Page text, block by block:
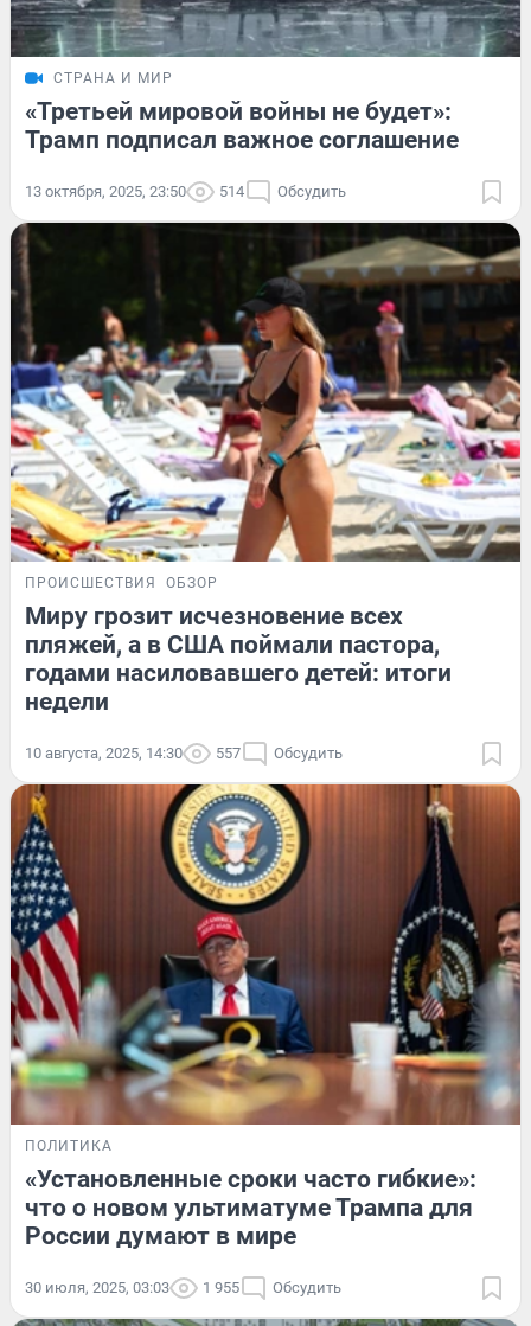
СТРАНА И МИР
«Третьей мировой войны не будет»:
Трамп подписал важное соглашение
13 октября, 2025, 23:50 514 Обсудить
ПРОИСШЕСТВИЯ ОБЗОР
Миру грозит исчезновение всех
пляжей, а в США поймали пастора,
годами насиловавшего детей: итоги
недели
10 августа, 2025, 14:30 557 Обсудить
ПОЛИТИКА
«Установленные сроки часто гибкие»:
что о новом ультиматуме Трампа для
России думают в мире
30 июля, 2025, 03:03 1 955 Обсудить